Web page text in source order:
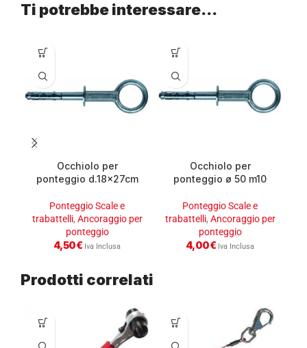
Ti potrebbe interessare…
Occhiolo per
ponteggio d.18x27cm
Ponteggio Scale e
trabattelli, Ancoraggio per
ponteggio
4,50€ Iva Inclusa
Occhiolo per
ponteggio ø 50 m10
Ponteggio Scale e
trabattelli, Ancoraggio per
ponteggio
4,00€ Iva Inclusa
Prodotti correlati